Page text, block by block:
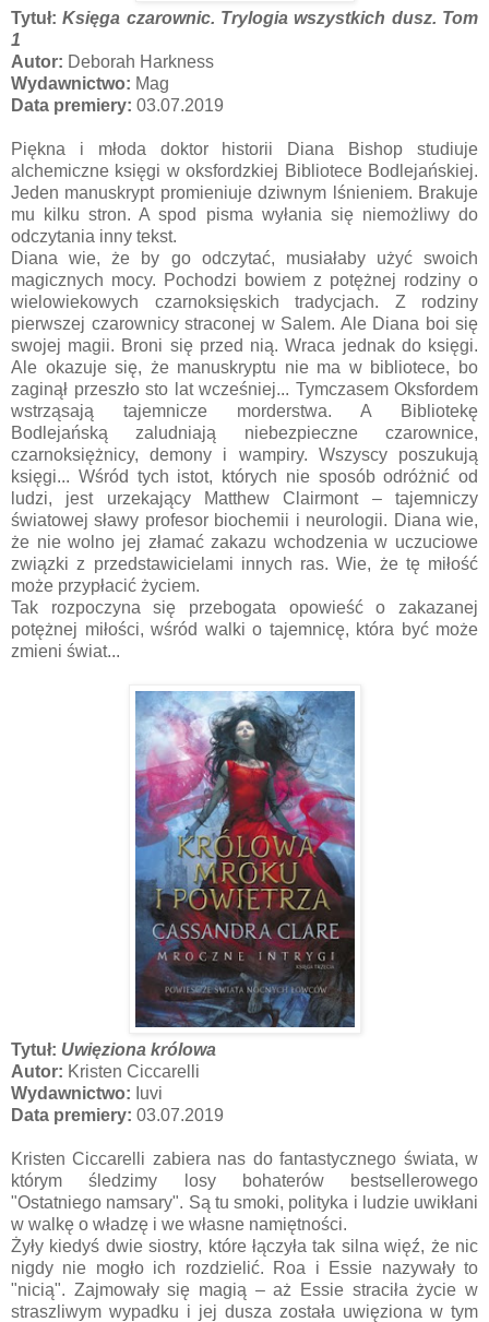
Tytuł: Księga czarownic. Trylogia wszystkich dusz. Tom
1
Autor: Deborah Harkness
Wydawnictwo: Mag
Data premiery: 03.07.2019
Piękna i młoda doktor historii Diana Bishop studiuje
alchemiczne księgi w oksfordzkiej Bibliotece Bodlejańskiej.
Jeden manuskrypt promieniuje dziwnym lśnieniem. Brakuje
mu kilku stron. A spod pisma wyłania się niemożliwy do
odczytania inny tekst.
Diana wie, że by go odczytać, musiałaby użyć swoich
magicznych mocy. Pochodzi bowiem z potężnej rodziny o
wielowiekowych czarnoksięskich tradycjach. Z rodziny
pierwszej czarownicy straconej w Salem. Ale Diana boi się
swojej magii. Broni się przed nią. Wraca jednak do księgi.
Ale okazuje się, że manuskryptu nie ma w bibliotece, bo
zaginął przeszło sto lat wcześniej... Tymczasem Oksfordem
wstrząsają tajemnicze morderstwa. A Bibliotekę
Bodlejańską zaludniają niebezpieczne czarownice,
czarnoksiężnicy, demony i wampiry. Wszyscy poszukują
księgi... Wśród tych istot, których nie sposób odróżnić od
ludzi, jest urzekający Matthew Clairmont – tajemniczy
światowej sławy profesor biochemii i neurologii. Diana wie,
że nie wolno jej złamać zakazu wchodzenia w uczuciowe
związki z przedstawicielami innych ras. Wie, że tę miłość
może przypłacić życiem.
Tak rozpoczyna się przebogata opowieść o zakazanej
potężnej miłości, wśród walki o tajemnicę, która być może
zmieni świat...
Tytuł: Uwięziona królowa
Autor: Kristen Ciccarelli
Wydawnictwo: Iuvi
Data premiery: 03.07.2019
Kristen Ciccarelli zabiera nas do fantastycznego świata, w
którym śledzimy losy bohaterów bestsellerowego
"Ostatniego namsary". Są tu smoki, polityka i ludzie uwikłani
w walkę o władzę i we własne namiętności.
Żyły kiedyś dwie siostry, które łączyła tak silna więź, że nic
nigdy nie mogło ich rozdzielić. Roa i Essie nazywały to
"nicią". Zajmowały się magią – aż Essie straciła życie w
straszliwym wypadku i jej dusza została uwięziona w tym